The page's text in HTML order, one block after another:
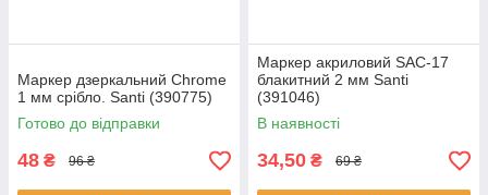
Маркер дзеркальний Chrome
1 мм срібло. Santi (390775)
Готово до відправки
48 ₴ 96 ₴
Маркер акриловий SAC-17
блакитний 2 мм Santi
(391046)
В наявності
34,50 ₴ 69 ₴